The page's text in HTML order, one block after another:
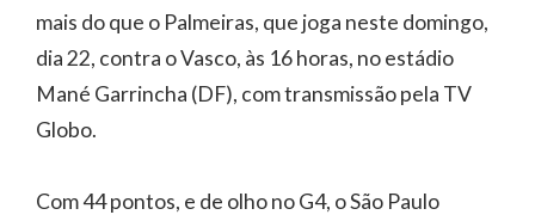
mais do que o Palmeiras, que joga neste domingo,
dia 22, contra o Vasco, às 16 horas, no estádio
Mané Garrincha (DF), com transmissão pela TV
Globo.
Com 44 pontos, e de olho no G4, o São Paulo